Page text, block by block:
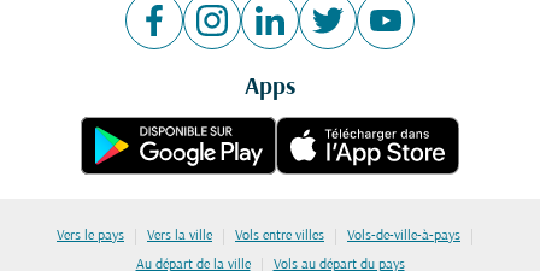
Apps
Vers le pays | Vers la ville | Vols entre villes | Vols-de-ville-à-pays |
Au départ de la ville | Vols au départ du pays